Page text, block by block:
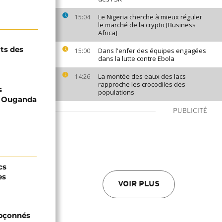
15:04
Le Nigeria cherche à mieux réguler
le marché de la crypto [Business
Africa]
15:00
Dans l'enfer des équipes engagées
dans la lutte contre Ebola
14:26
La montée des eaux des lacs
rapproche les crocodiles des
populations
PUBLICITÉ
VOIR PLUS
des